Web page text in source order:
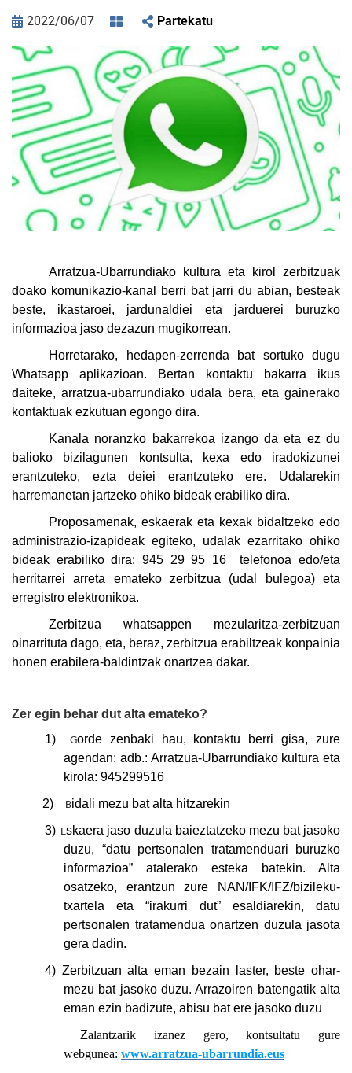
2022/06/07 Partekatu
Arratzua-Ubarrundiako kultura eta kirol zerbitzuak
doako komunikazio-kanal berri bat jarri du abian, besteak
beste, ikastaroei, jardunaldiei eta jarduerei buruzko
informazioa jaso dezazun mugikorrean.
Horretarako, hedapen-zerrenda bat sortuko dugu
Whatsapp aplikazioan. Bertan kontaktu bakarra ikus
daiteke, arratzua-ubarrundiako udala bera, eta gainerako
kontaktuak ezkutuan egongo dira.
Kanala noranzko bakarrekoa izango da eta ez du
balioko bizilagunen kontsulta, kexa edo iradokizunei
erantzuteko, ezta deiei erantzuteko ere. Udalarekin
harremanetan jartzeko ohiko bideak erabiliko dira.
Proposamenak, eskaerak eta kexak bidaltzeko edo
administrazio-izapideak egiteko, udalak ezarritako ohiko
bideak erabiliko dira: 945 29 95 16 telefonoa edo/eta
herritarrei arreta emateko zerbitzua (udal bulegoa) eta
erregistro elektronikoa.
Zerbitzua whatsappen mezularitza-zerbitzuan
oinarrituta dago, eta, beraz, zerbitzua erabiltzeak konpainia
honen erabilera-baldintzak onartzea dakar.
Zer egin behar dut alta emateko?
1) Gorde zenbaki hau, kontaktu berri gisa, zure
agendan: adb.: Arratzua-Ubarrundiako kultura eta
kirola: 945299516
2) Bidali mezu bat alta hitzarekin
3) Eskaera jaso duzula baieztatzeko mezu bat jasoko
duzu, “datu pertsonalen tratamenduari buruzko
informazioa” atalerako esteka batekin. Alta
osatzeko, erantzun zure NAN/IFK/IFZ/bizileku-
txartela eta “irakurri dut” esaldiarekin, datu
pertsonalen tratamendua onartzen duzula jasota
gera dadin.
4) Zerbitzuan alta eman bezain laster, beste ohar-
mezu bat jasoko duzu. Arrazoiren batengatik alta
eman ezin badizute, abisu bat ere jasoko duzu
Zalantzarik izanez gero, kontsultatu gure
webgunea: www.arratzua-ubarrundia.eus